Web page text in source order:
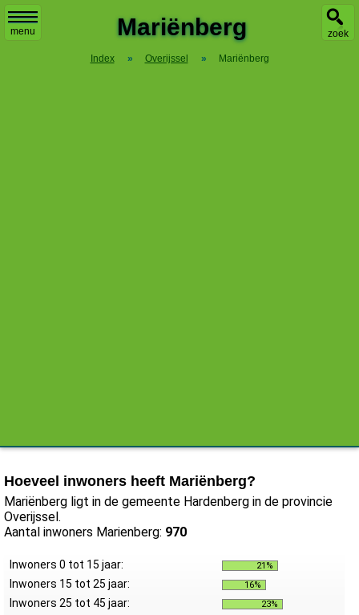
menu zoek
Mariënberg
Index » Overijssel » Mariënberg
Hoeveel inwoners heeft Mariënberg?
Mariënberg ligt in de gemeente Hardenberg in de provincie
Overijssel.
Aantal inwoners Marienberg: 970
Inwoners 0 tot 15 jaar: 21%
Inwoners 15 tot 25 jaar: 16%
Inwoners 25 tot 45 jaar: 23%